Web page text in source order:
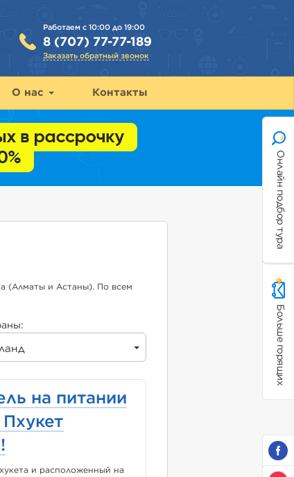
Работаем с 10:00 до 19:00
8 (707) 77-77-189
Заказать обратный звонок
О нас Контакты
Онлайн подбор тура
Больше горящих
(Алматы и Астаны). По всем
на питании
и расположенный на